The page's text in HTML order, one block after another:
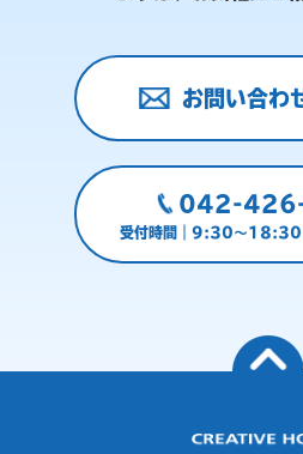
お問い合わ
042-
受付時間｜9:30～18:30